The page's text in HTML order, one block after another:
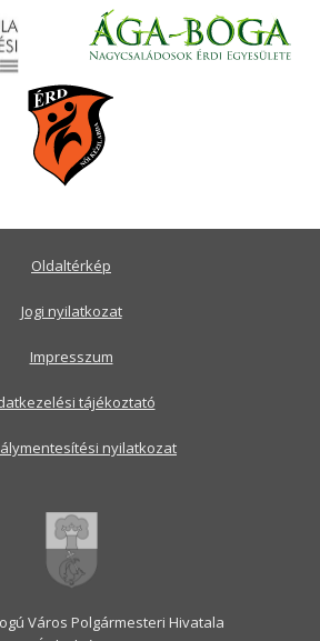
Város Polgármesteri Hivatala
Oldaltérkép
Jogi nyilatkozat
Impresszum
tájékoztató
nyilatkozat